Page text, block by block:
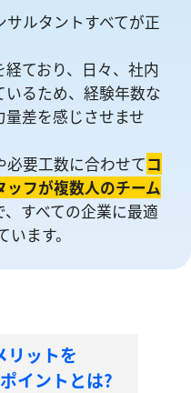
ルタントすべてが正
ており、日々、社内
るため、経験年数な
差を感じさせませ
必要工数に合わせてコ
フが複数人のチーム
、すべての企業に最適
ます。
リットを
イントとは?